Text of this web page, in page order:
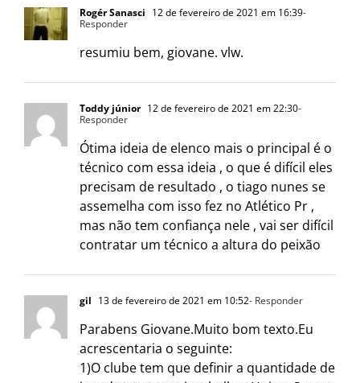
Rogér Sanasci 12 de fevereiro de 2021 em 16:39-
Responder
resumiu bem, giovane. vlw.
Toddy júnior 12 de fevereiro de 2021 em 22:30-
Responder
Ótima ideia de elenco mais o principal é o
técnico com essa ideia , o que é difícil eles
precisam de resultado , o tiago nunes se
assemelha com isso fez no Atlético Pr ,
mas não tem confiança nele , vai ser difícil
contratar um técnico a altura do peixão
gil 13 de fevereiro de 2021 em 10:52- Responder
Parabens Giovane.Muito bom texto.Eu
acrescentaria o seguinte:
1)O clube tem que definir a quantidade de